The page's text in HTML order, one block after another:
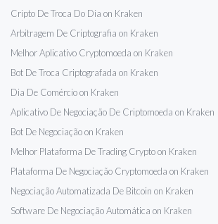
Cripto De Troca Do Dia on Kraken
Arbitragem De Criptografia on Kraken
Melhor Aplicativo Cryptomoeda on Kraken
Bot De Troca Criptografada on Kraken
Dia De Comércio on Kraken
Aplicativo De Negociação De Criptomoeda on Kraken
Bot De Negociação on Kraken
Melhor Plataforma De Trading Crypto on Kraken
Plataforma De Negociação Cryptomoeda on Kraken
Negociação Automatizada De Bitcoin on Kraken
Software De Negociação Automática on Kraken